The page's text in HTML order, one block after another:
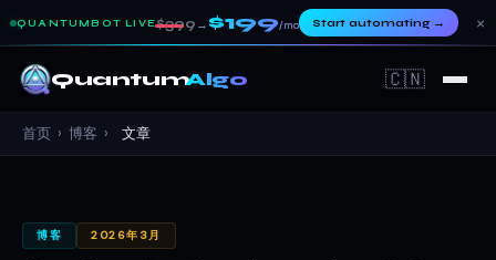
QUANTUMBOT LIVE$399 → $199/mo Start automating→ ×
QuantumAlgo 🇨🇳
首页 › 博客 › 文章
博客 2026年3月